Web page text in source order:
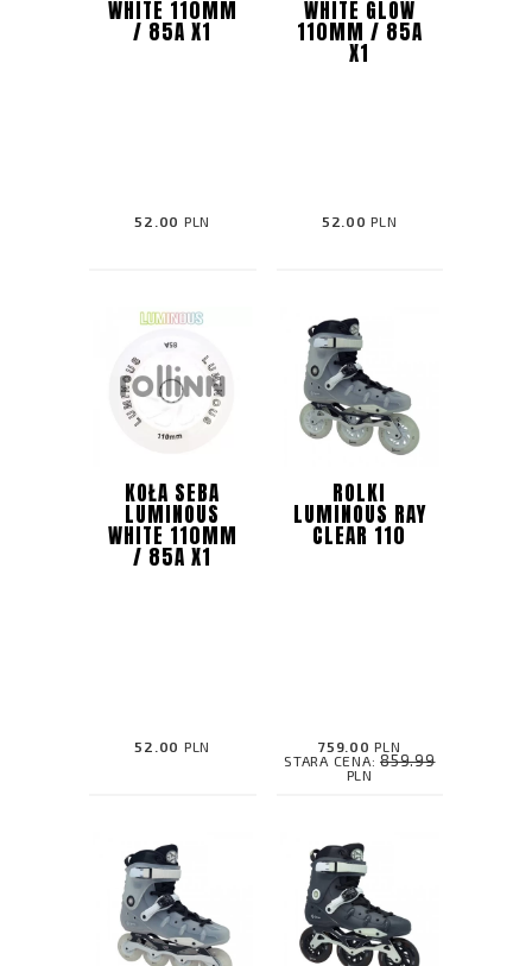
WHITE 110MM
/ 85A X1
52.00 PLN
WHITE GLOW
110MM / 85A
X1
52.00 PLN
KOŁA SEBA
LUMINOUS
WHITE 110MM
/ 85A X1
52.00 PLN
ROLKI
LUMINOUS RAY
CLEAR 110
759.00 PLN
STARA CENA: 859.99
PLN